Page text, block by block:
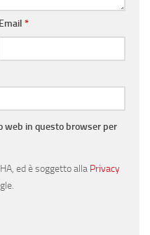
Email *
web in questo browser per
ed è soggetto alla Privacy